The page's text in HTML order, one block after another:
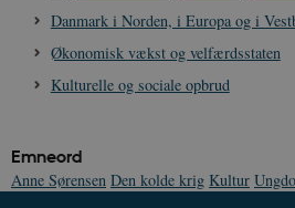
Danmark i Norden, i Europa og i
Økonomisk vækst og velfærdsstaten
Kulturelle og sociale opbrud
Emneord
Anne Sørensen Den kolde krig Kultur